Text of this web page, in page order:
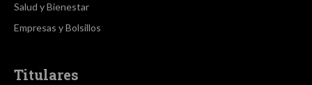
Salud y Bienestar
Empresas y Bolsillos
Titulares